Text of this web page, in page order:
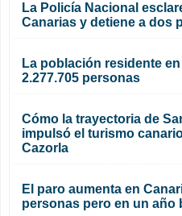
La Policía Nacional
Canarias y detiene a dos
La población residente
2.277.705 personas
Cómo la trayectoria de
impulsó el turismo
Cazorla
El paro aumenta en
personas pero en un año